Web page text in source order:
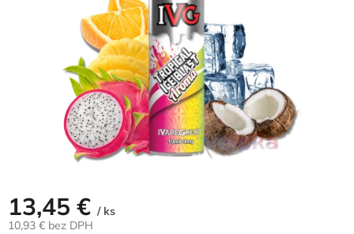
13,45 € / ks
10,93 € bez DPH